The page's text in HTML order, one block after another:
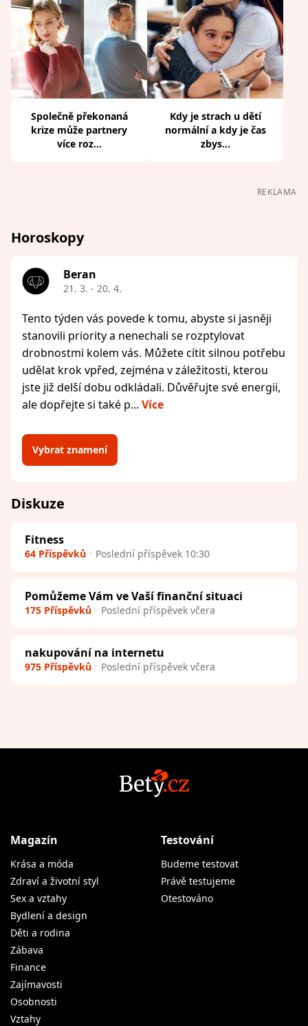
Společně překonaná
krize může partnery
více roz...
Kdy je strach u dětí
normální a kdy je čas
zbys...
REKLAMA
Horoskopy
Beran
21. 3. - 20. 4.
Tento týden vás povede k tomu, abyste si jasněji
stanovili priority a nenechali se rozptylovat
drobnostmi kolem vás. Můžete cítit silnou potřebu
udělat krok vpřed, zejména v záležitosti, kterou
jste již delší dobu odkládali. Důvěřujte své energii,
ale dopřejte si také p... Více
Vybrat znamení
Diskuze
Fitness
64 Příspěvků Poslední příspěvek 10:30
Pomůžeme Vám ve Vaší finanční situaci
175 Příspěvků Poslední příspěvek včera
nakupování na internetu
975 Příspěvků Poslední příspěvek včera
Magazín
Krása a móda
Zdraví a životní styl
Sex a vztahy
Bydlení a design
Děti a rodina
Zábava
Finance
Zajímavosti
Osobnosti
Vztahy
Testování
Budeme testovat
Právě testujeme
Otestováno